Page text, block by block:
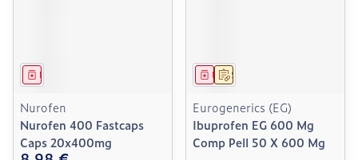
Médicament
Nurofen
Nurofen 400 Fastcaps
Caps 20x400mg
Sur prescription
Médicament
Eurogenerics (EG)
Ibuprofen EG 600 Mg
Comp Pell 50 X 600 Mg